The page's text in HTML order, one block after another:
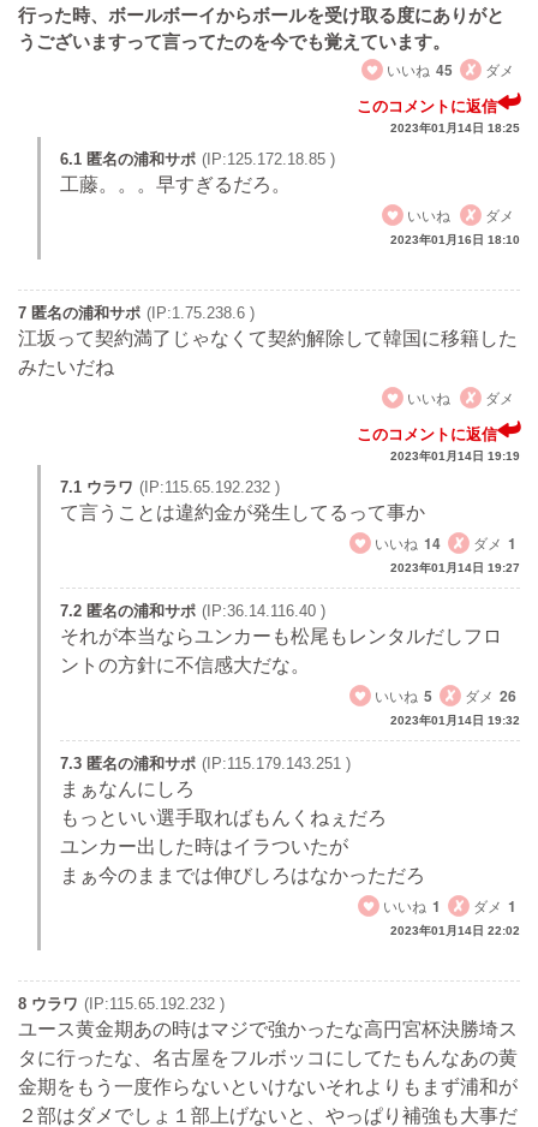
行った時、ボールボーイからボールを受け取る度にありがと
うございますって言ってたのを今でも覚えています。
いいね 45 ダメ
このコメントに返信
2023年01月14日 18:25
6.1 匿名の浦和サポ (IP:125.172.18.85 )
工藤。。。早すぎるだろ。
いいね
ダメ
2023年01月16日 18:10
7 匿名の浦和サポ (IP:1.75.238.6 )
江坂って契約満了じゃなくて契約解除して韓国に移籍した
みたいだね
いいね
ダメ
このコメントに返信
2023年01月14日 19:19
7.1 ウラワ (IP:115.65.192.232 )
て言うことは違約金が発生してるって事か
いいね 14 ダメ 1
2023年01月14日 19:27
7.2 匿名の浦和サポ (IP:36.14.116.40 )
それが本当ならユンカーも松尾もレンタルだしフロ
ントの方針に不信感大だな。
いいね 5 ダメ 26
2023年01月14日 19:32
7.3 匿名の浦和サポ (IP:115.179.143.251 )
まぁなんにしろ
もっといい選手取ればもんくねぇだろ
ユンカー出した時はイラついたが
まぁ今のままでは伸びしろはなかっただろ
いいね 1 ダメ 1
2023年01月14日 22:02
8 ウラワ (IP:115.65.192.232 )
ユース黄金期あの時はマジで強かったな高円宮杯決勝埼ス
タに行ったな、名古屋をフルボッコにしてたもんなあの黄
金期をもう一度作らないといけないそれよりもまず浦和が
２部はダメでしょ１部上げないと、やっぱり補強も大事だ